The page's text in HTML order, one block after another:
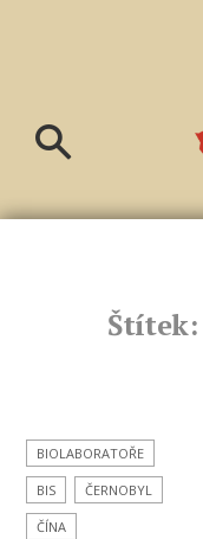
Štítek:
BIOLABORATOŘE
BIS ČERNOBYL
ČÍNA